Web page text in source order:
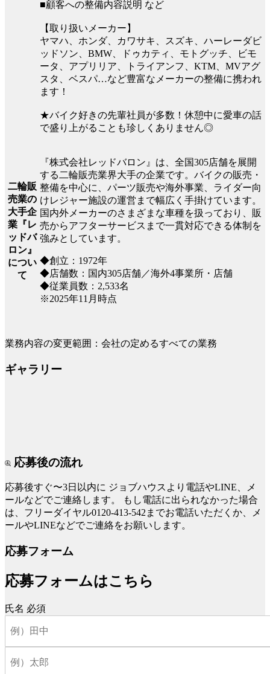
■顧客への整備内容説明 など
【取り扱いメーカー】
ヤマハ、ホンダ、カワサキ、スズキ、ハーレーダビ
ッドソン、BMW、ドゥカティ、モトグッチ、ビモ
ータ、アプリリア、トライアンフ、KTM、MVアグ
スタ、ベスパ…など豊富なメーカーの整備に携われ
ます！
★バイク好きの先輩社員が多数！休憩中に愛車の話
で盛り上がることも珍しくありません◎
二輪販
売業の
大手企
業『レ
ッドバ
ロン』
につい
て
『株式会社レッドバロン』は、全国305店舗を展開
する二輪販売業界大手の企業です。バイクの販売・
整備を中心に、パーツ販売や海外事業、ライダー向
けレジャー施設の運営まで幅広く手掛けています。
国内外メーカーのさまざまな車種を扱っており、販
売からアフターサービスまで一貫対応できる体制を
強みとしています。
◆創立：1972年
◆店舗数：国内305店舗／海外4事業所・店舗
◆従業員数：2,533名
※2025年11月時点
業務内容の変更範囲：会社の定めるすべての業務
ギャラリー
応募後の流れ
応募後すぐ〜3日以内に ジョブハウスより電話やLINE、メ
ールなどでご連絡します。
もし電話に出られなかった場合
は、フリーダイヤル0120-413-542までお電話いただくか、メ
ールやLINEなどでご連絡をお願いします。
応募フォーム
応募フォームはこちら
氏名 必須